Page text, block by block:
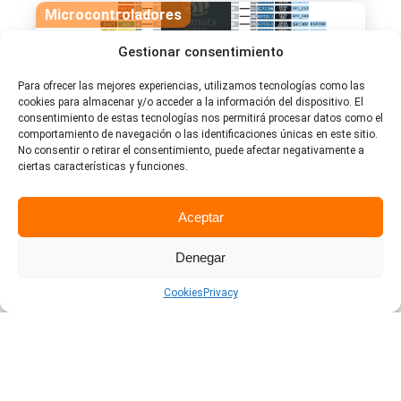
Gestionar consentimiento
Para ofrecer las mejores experiencias, utilizamos tecnologías como las
cookies para almacenar y/o acceder a la información del dispositivo. El
consentimiento de estas tecnologías nos permitirá procesar datos como el
comportamiento de navegación o las identificaciones únicas en este sitio.
No consentir o retirar el consentimiento, puede afectar negativamente a
ciertas características y funciones.
Aceptar
Denegar
Cookies Privacy
Microcontroladores
Características y programación
Jaime Garcia
Si la palabra «microcontrolador» no te
suena en absoluto o quieres aprender un
poco más de las opciones que existen
en el mercado, entra en la publicación
para aprender cómo integrar tu propio
microcontrolador a través de IDEs de